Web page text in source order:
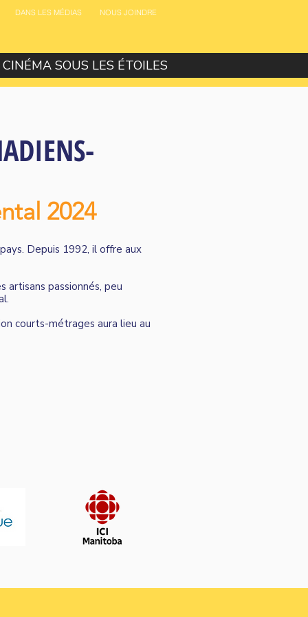
DANS LES MÉDIAS NOUS JOINDRE
CINÉMA SOUS LES ÉTOILES
2024
Depuis 1992, il offre aux
passionnés, peu
courts-métrages aura lieu au